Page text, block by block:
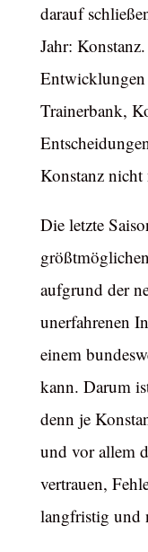
darauf
Jahr:
Entwicklungen
Trainerbank,
Konstanz
Die letzte
aufgrund der
unerfahrenen
einem
kann. Darum
denn je
und vor allem
vertrauen,
langfristig und